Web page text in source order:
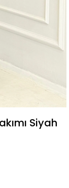
Siyah